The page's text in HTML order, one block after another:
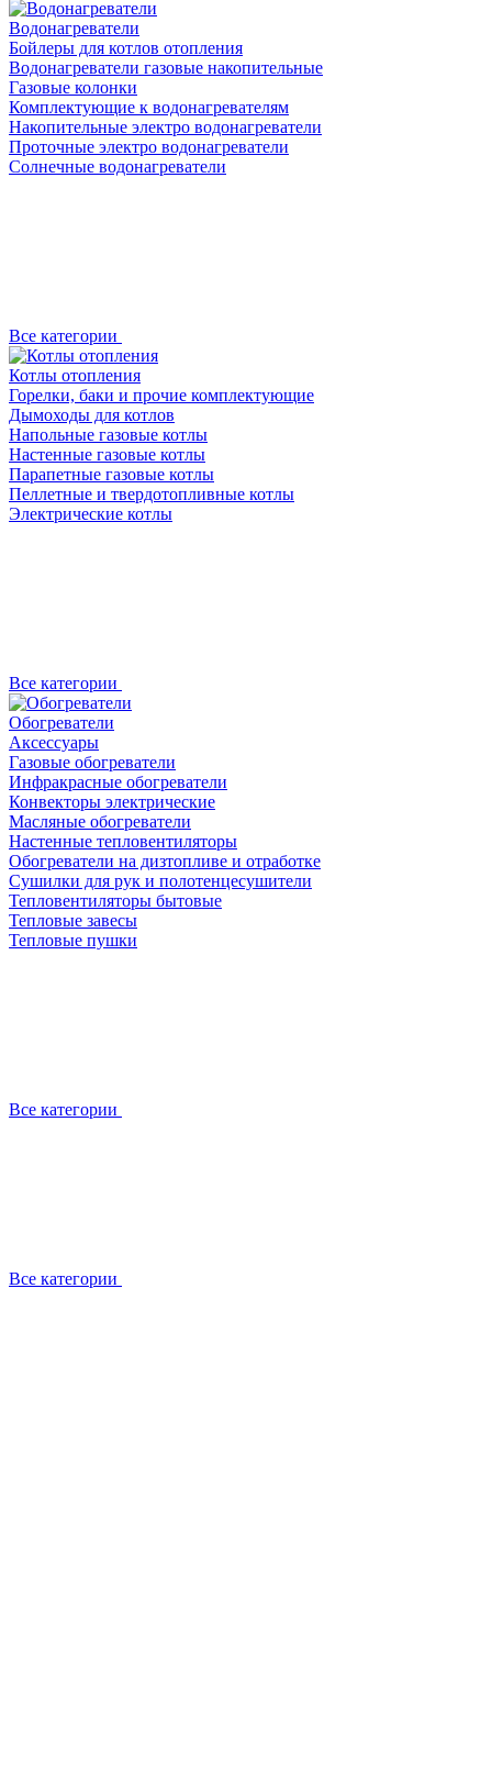
Водонагреватели
Бойлеры для котлов отопления
Водонагреватели газовые накопительные
Газовые колонки
Комплектующие к водонагревателям
Накопительные электро водонагреватели
Проточные электро водонагреватели
Солнечные водонагреватели
Все категории
Котлы отопления
Горелки, баки и прочие комплектующие
Дымоходы для котлов
Напольные газовые котлы
Настенные газовые котлы
Парапетные газовые котлы
Пеллетные и твердотопливные котлы
Электрические котлы
Все категории
Обогреватели
Аксессуары
Газовые обогреватели
Инфракрасные обогреватели
Конвекторы электрические
Масляные обогреватели
Настенные тепловентиляторы
Обогреватели на дизтопливе и отработке
Сушилки для рук и полотенцесушители
Тепловентиляторы бытовые
Тепловые завесы
Тепловые пушки
Все категории
Все категории